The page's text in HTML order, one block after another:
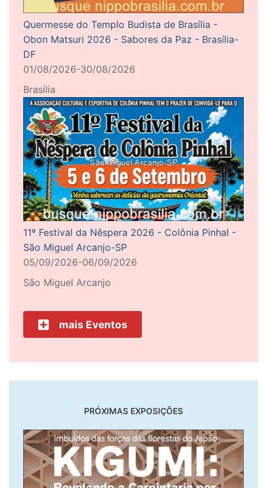
Quermesse do Templo Budista de Brasília -
Obon Matsuri 2026 - Sabores da Paz - Brasília-
DF
01/08/2026-30/08/2026
Brasília
11º Festival da Nêspera 2026 - Colônia Pinhal -
São Miguel Arcanjo-SP
05/09/2026-06/09/2026
São Miguel Arcanjo
mais Eventos
PRÓXIMAS EXPOSIÇÕES